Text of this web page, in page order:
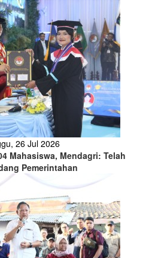
26 Jul 2026
Mahasiswa, Mendagri: Telah
Pemerintahan